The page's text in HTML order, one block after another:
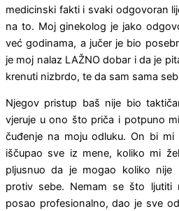
medicinski fakti i svaki odgovoran
na to. Moj ginekolog je jako
već godinama, a jučer je bio
je moj nalaz LAŽNO dobar i da je
krenuti nizbrdo, te da sam sama
Njegov pristup baš nije bio
vjeruje u ono što priča i potpuno
čuđenje na moju odluku. On bi
iščupao sve iz mene, koliko mi
pljusnuo da je mogao koliko nije
protiv sebe. Nemam se što ljutiti
posao profesionalno, dao je sve